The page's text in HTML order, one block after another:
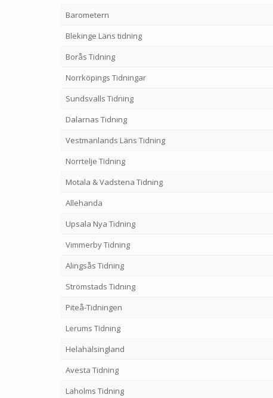
Barometern
Blekinge Läns tidning
Borås Tidning
Norrköpings Tidningar
Sundsvalls Tidning
Dalarnas Tidning
Vestmanlands Läns Tidning
Norrtelje Tidning
Motala & Vadstena Tidning
Allehanda
Upsala Nya Tidning
Vimmerby Tidning
Alingsås Tidning
Strömstads Tidning
Piteå-Tidningen
Lerums Tidning
Helahälsingland
Avesta Tidning
Laholms Tidning